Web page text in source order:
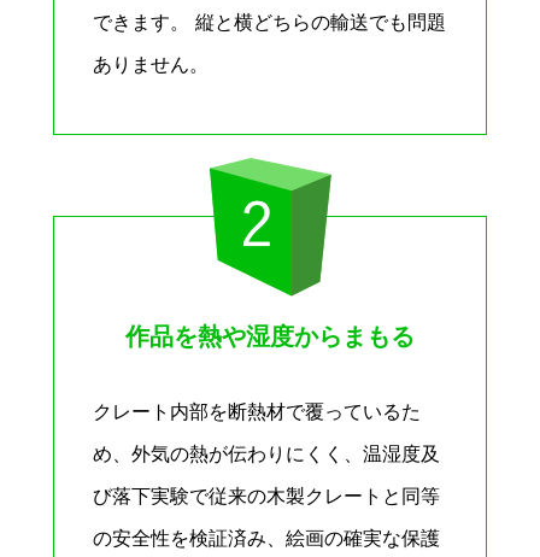
できます。 縦と横どちらの輸送でも問題
ありません。
作品を熱や湿度からまもる
クレート内部を断熱材で覆っているた
め、外気の熱が伝わりにくく、温湿度及
び落下実験で従来の木製クレートと同等
の安全性を検証済み、絵画の確実な保護